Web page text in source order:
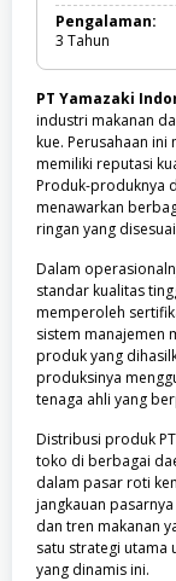
Pengalaman:
3 Tahun
PT Yamazaki
industri makanan
kue. Perusahaan
memiliki reputasi
Produk-produknya
menawarkan
ringan yang
Dalam
standar kualitas
memperoleh
sistem manajemen
produk yang
produksinya
tenaga ahli yang
Distribusi produk
toko di berbagai
dalam pasar roti
jangkauan
dan tren makanan
satu strategi utama
yang dinamis ini.